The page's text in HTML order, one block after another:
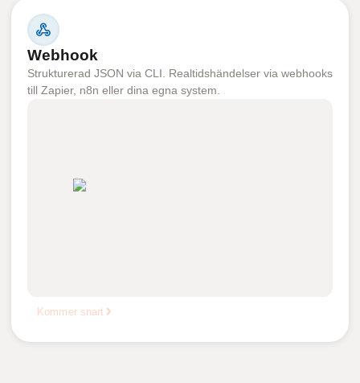
Webhook
Strukturerad JSON via CLI. Realtidshändelser via webhooks
till Zapier, n8n eller dina egna system.
Kommer snart